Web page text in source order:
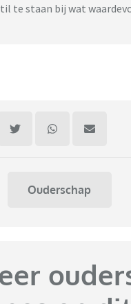
te staan bij wat
Ouderschap